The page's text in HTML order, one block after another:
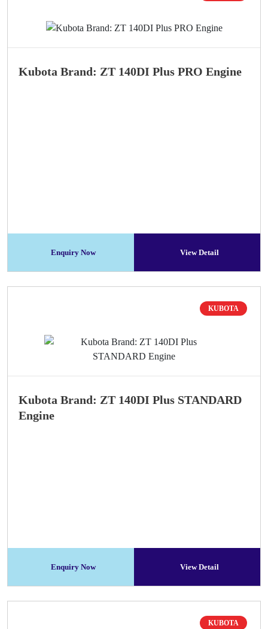
Kubota Brand: ZT 140DI Plus PRO Engine
Enquiry Now View Detail
KUBOTA
Kubota Brand: ZT 140DI Plus STANDARD
Engine
Enquiry Now View Detail
KUBOTA